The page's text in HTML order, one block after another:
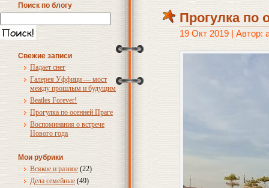
Поиск по блогу
Свежие записи
Падает снег
Галерея Уффици — мост
между прошлым и будущим
Beatles Forever!
Прогулка по осенней Праге
Воспоминания о встрече
Нового года
Мои рубрики
Всякое и разное (22)
Дела семейные (49)
Прогулка по
19 Окт 2019 | Автор: